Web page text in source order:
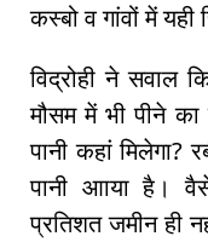
कस्बो व गांवों में यही
विद्रोही ने सवाल
मौसम में भी पीने का
पानी कहां मिलेगा?
पानी आाया है।
प्रतिशत जमीन ही